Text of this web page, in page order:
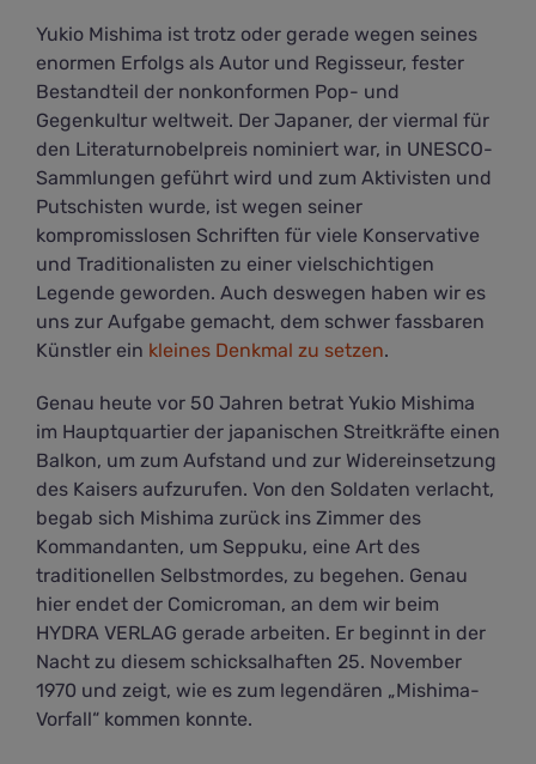
Yukio Mishima ist trotz oder gerade wegen seines
enormen Erfolgs als Autor und Regisseur, fester
Bestandteil der nonkonformen Pop- und
Gegenkultur weltweit. Der Japaner, der viermal für
den Literaturnobelpreis nominiert war, in UNESCO-
Sammlungen geführt wird und zum Aktivisten und
Putschisten wurde, ist wegen seiner
kompromisslosen Schriften für viele Konservative
und Traditionalisten zu einer vielschichtigen
Legende geworden. Auch deswegen haben wir es
uns zur Aufgabe gemacht, dem schwer fassbaren
Künstler ein kleines Denkmal zu setzen.
Genau heute vor 50 Jahren betrat Yukio Mishima
im Hauptquartier der japanischen Streitkräfte einen
Balkon, um zum Aufstand und zur Widereinsetzung
des Kaisers aufzurufen. Von den Soldaten verlacht,
begab sich Mishima zurück ins Zimmer des
Kommandanten, um Seppuku, eine Art des
traditionellen Selbstmordes, zu begehen. Genau
hier endet der Comicroman, an dem wir beim
HYDRA VERLAG gerade arbeiten. Er beginnt in der
Nacht zu diesem schicksalhaften 25. November
1970 und zeigt, wie es zum legendären „Mishima-
Vorfall“ kommen konnte.